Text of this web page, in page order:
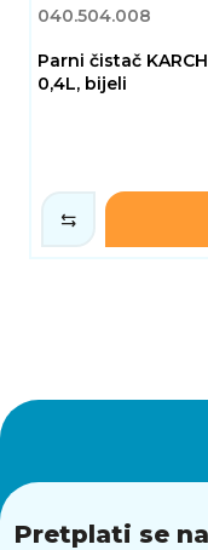
040.504.008
Parni čistač
0,4L, bijeli
Pretplati se